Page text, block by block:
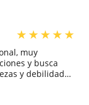
★★★★★
muy
y busca
y debilidades
con